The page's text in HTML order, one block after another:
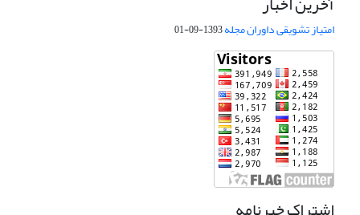
امتیاز تشویقی داوران مجله1393-09-01